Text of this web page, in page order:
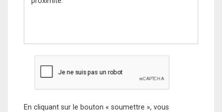
En cliquant sur le bouton « soumettre », vous